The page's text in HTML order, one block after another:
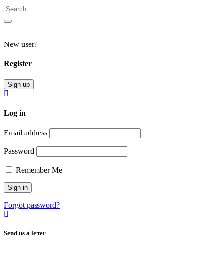
Search
for:
Search
New user?
Register
Sign up
Log in
Email address
Password
Remember Me
Forgot password?
Send us a letter